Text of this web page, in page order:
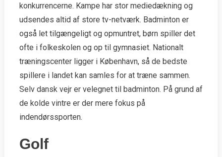
konkurrencerne. Kampe har stor mediedækning og
udsendes altid af store tv-netværk. Badminton er
også let tilgængeligt og opmuntret, børn spiller det
ofte i folkeskolen og op til gymnasiet. Nationalt
træningscenter ligger i København, så de bedste
spillere i landet kan samles for at træne sammen.
Selv dansk vejr er velegnet til badminton. På grund af
de kolde vintre er der mere fokus på
indendørssporten.
Golf